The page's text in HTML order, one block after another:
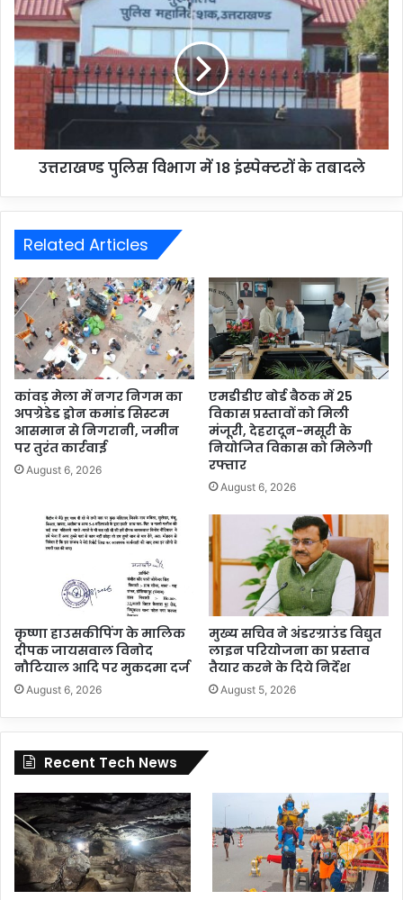
उत्तराखण्ड पुलिस विभाग में 18 इंस्पेक्टरों के तबादले
Related Articles
कांवड़ मेला में नगर निगम का
अपग्रेडेड ड्रोन कमांड सिस्टम
आसमान से निगरानी, जमीन
पर तुरंत कार्रवाई
August 6, 2026
एमडीडीए बोर्ड बैठक में 25
विकास प्रस्तावों को मिली
मंजूरी, देहरादून-मसूरी के
नियोजित विकास को मिलेगी
रफ्तार
August 6, 2026
कृष्णा हाउसकीपिंग के मालिक
दीपक जायसवाल विनोद
नौटियाल आदि पर मुकदमा दर्ज
August 6, 2026
मुख्य सचिव ने अंडरग्राउंड विद्युत
लाइन परियोजना का प्रस्ताव
तैयार करने के दिये निर्देश
August 5, 2026
Recent Tech News